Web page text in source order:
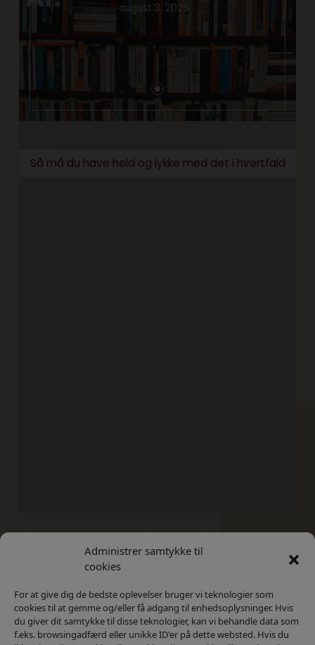
Administrer samtykke til
cookies
For at give dig de bedste oplevelser bruger vi teknologier som
cookies til at gemme og/eller få adgang til enhedsoplysninger. Hvis
du giver dit samtykke til disse teknologier, kan vi behandle data som
f.eks. browsingadfærd eller unikke ID'er på dette websted. Hvis du
august 3, 2026
Så må du have held og lykke med det i hvertfald
Kontakt